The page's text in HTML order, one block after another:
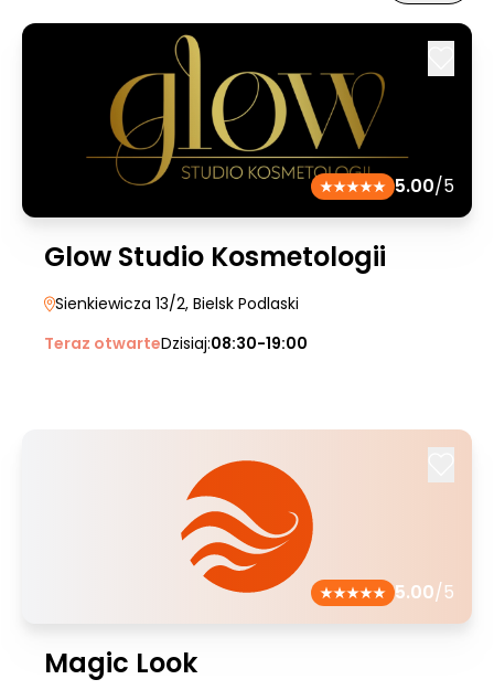
5.00/5
Glow Studio Kosmetologii
Sienkiewicza 13/2, Bielsk Podlaski
Teraz otwarteDzisiaj:08:30-19:00
5.00/5
Magic Look